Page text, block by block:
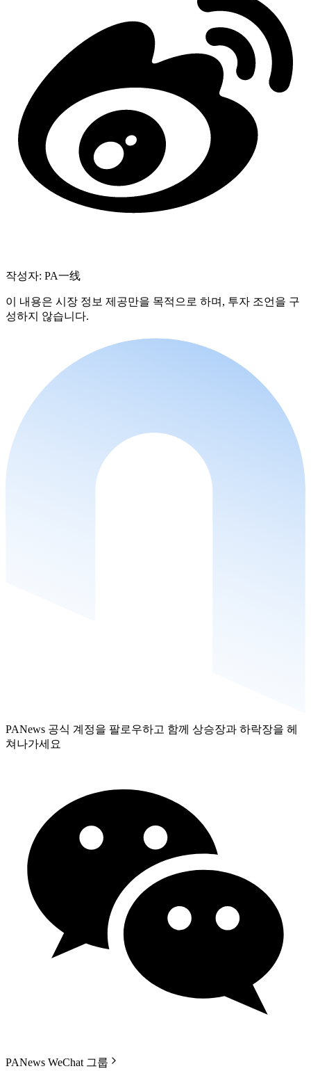
작성자: PA一线
이 내용은 시장 정보 제공만을 목적으로 하며, 투자 조언을 구
성하지 않습니다.
PANews 공식 계정을 팔로우하고 함께 상승장과 하락장을 헤
쳐나가세요
PANews WeChat 그룹